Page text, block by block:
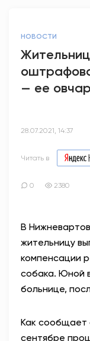
НОВОСТИ
— ее
28.07.2021, 14:37
Читать в
0 2380
В
жительницу
компенсации
собака. Юной
больнице,
Как сообщает
сентябре